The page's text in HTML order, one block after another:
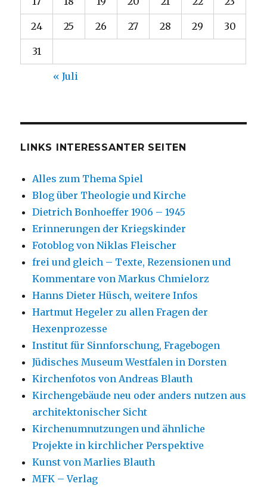
24 25 26 27 28 29 30
31
« Juli
LINKS INTERESSANTER SEITEN
Alles zum Thema Spiel
Blog über Theologie und Kirche
Dietrich Bonhoeffer 1906 – 1945
Erinnerungen der Kriegskinder
Fotoblog von Niklas Fleischer
frei und gleich – Texte, Rezensionen und
Kommentare von Markus Chmielorz
Hanns Dieter Hüsch, weitere Infos
Hartmut Hegeler zu allen Fragen der
Hexenprozesse
Institut für Sinnforschung, Fragebogen
Jüdisches Museum Westfalen in Dorsten
Kirchenfotos von Andreas Blauth
Kirchengebäude neu oder anders nutzen aus
architektonischer Sicht
Kirchenumnutzungen und ähnliche
Projekte in kirchlicher Perspektive
Kunst von Marlies Blauth
MFK – Verlag